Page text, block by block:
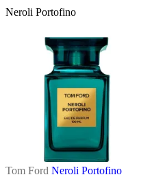
Neroli Portofino
Tom Ford Neroli Portofino